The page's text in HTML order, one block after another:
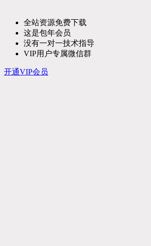
全站资源免费下载
这是包年会员
没有一对一技术指导
VIP用户专属微信群
开通VIP会员